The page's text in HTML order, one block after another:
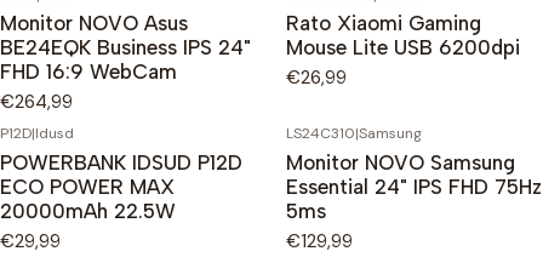
Monitor NOVO Asus
BE24EQK Business IPS 24"
FHD 16:9 WebCam
€264,99
Rato Xiaomi Gaming
Mouse Lite USB 6200dpi
€26,99
P12D|Idusd
POWERBANK IDSUD P12D
ECO POWER MAX
20000mAh 22.5W
€29,99
LS24C310|Samsung
Monitor NOVO Samsung
Essential 24" IPS FHD 75Hz
5ms
€129,99